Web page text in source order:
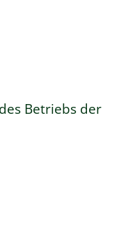
Betriebs der